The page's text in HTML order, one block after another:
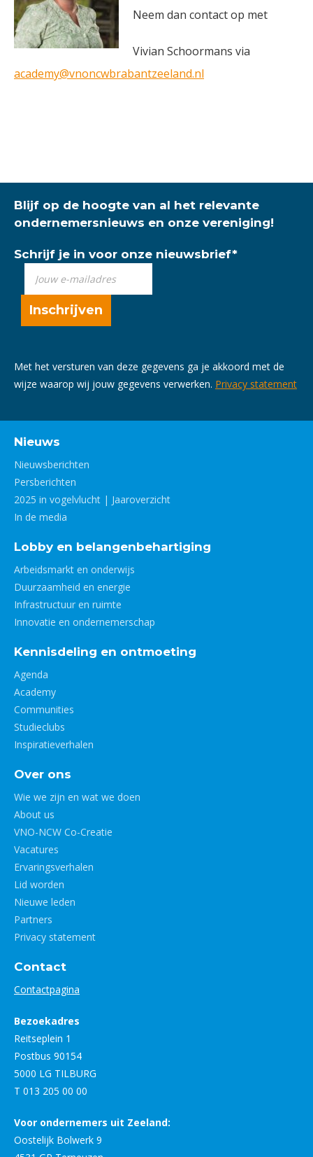
Neem dan contact op met
Vivian Schoormans via
academy@vnoncwbrabantzeeland.nl
Blijf op de hoogte van al het relevante
ondernemersnieuws en onze vereniging!
Schrijf je in voor onze nieuwsbrief*
Met het versturen van deze gegevens ga je akkoord met de
wijze waarop wij jouw gegevens verwerken. Privacy statement
Nieuws
Nieuwsberichten
Persberichten
2025 in vogelvlucht | Jaaroverzicht
In de media
Lobby en belangenbehartiging
Arbeidsmarkt en onderwijs
Duurzaamheid en energie
Infrastructuur en ruimte
Innovatie en ondernemerschap
Kennisdeling en ontmoeting
Agenda
Academy
Communities
Studieclubs
Inspiratieverhalen
Over ons
Wie we zijn en wat we doen
About us
VNO-NCW Co-Creatie
Vacatures
Ervaringsverhalen
Lid worden
Nieuwe leden
Partners
Privacy statement
Contact
Contactpagina
Bezoekadres
Reitseplein 1
Postbus 90154
5000 LG TILBURG
T 013 205 00 00
Voor ondernemers uit Zeeland:
Oostelijk Bolwerk 9